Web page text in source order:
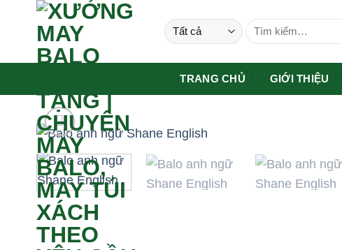
Tìm
TRANG CHỦ GIỚI THIỆU